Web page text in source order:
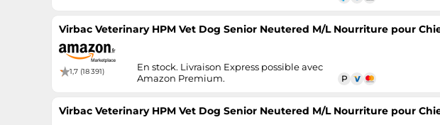
Virbac Veterinary HPM Vet Dog Senior Neutered M/L Nourriture pour
1,7 (18 391)
En stock. Livraison Express possible avec
Amazon Premium.
Virbac Veterinary HPM Vet Dog Senior Neutered M/L Nourriture pour